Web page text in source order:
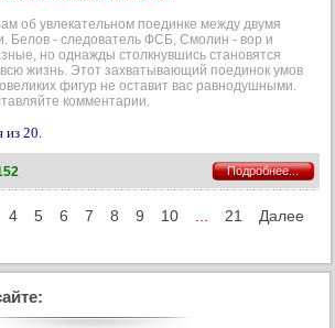
об увлекательном поединке между двумя
Белов - следователь ФСБ, Смолин - вор и
но однажды столкнувшись становятся
жизнь. Этот захватывающий поединок умов
фигур не оставит вас равнодушными.
комментарии.
20.
Подробнее...
4 5 6 7 8 9 10 21 Далее